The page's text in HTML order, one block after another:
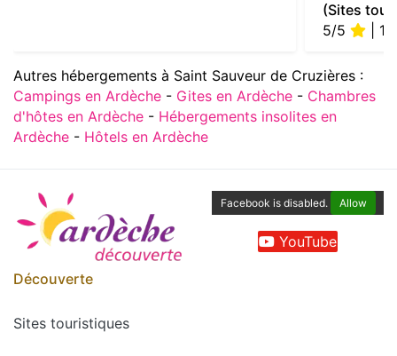
(Sites
5/5
| 1
Autres hébergements à Saint Sauveur de Cruzières :
Campings en Ardèche - Gites en Ardèche - Chambres
d'hôtes en Ardèche - Hébergements insolites en
Ardèche - Hôtels en Ardèche
Facebook is disabled. Allow
YouTube
Découverte
Sites touristiques